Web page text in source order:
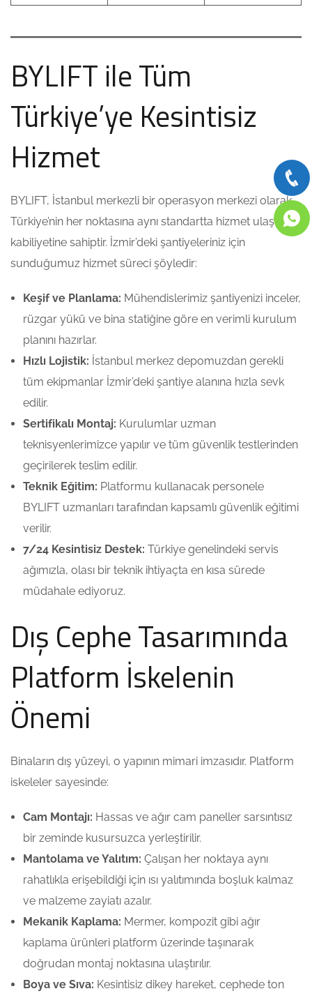
BYLIFT ile Tüm
Türkiye’ye Kesintisiz
Hizmet
BYLIFT, İstanbul merkezli bir operasyon merkezi olarak
Türkiye’nin her noktasına aynı standartta hizmet ulaştırma
kabiliyetine sahiptir. İzmir’deki şantiyeleriniz için
sunduğumuz hizmet süreci şöyledir:
Keşif ve Planlama: Mühendislerimiz şantiyenizi inceler,
rüzgar yükü ve bina statiğine göre en verimli kurulum
planını hazırlar.
Hızlı Lojistik: İstanbul merkez depomuzdan gerekli
tüm ekipmanlar İzmir’deki şantiye alanına hızla sevk
edilir.
Sertifikalı Montaj: Kurulumlar uzman
teknisyenlerimizce yapılır ve tüm güvenlik testlerinden
geçirilerek teslim edilir.
Teknik Eğitim: Platformu kullanacak personele
BYLIFT uzmanları tarafından kapsamlı güvenlik eğitimi
verilir.
7/24 Kesintisiz Destek: Türkiye genelindeki servis
ağımızla, olası bir teknik ihtiyaçta en kısa sürede
müdahale ediyoruz.
Dış Cephe Tasarımında
Platform İskelenin
Önemi
Binaların dış yüzeyi, o yapının mimari imzasıdır. Platform
iskeleler sayesinde:
Cam Montajı: Hassas ve ağır cam paneller sarsıntısız
bir zeminde kusursuzca yerleştirilir.
Mantolama ve Yalıtım: Çalışan her noktaya aynı
rahatlıkla erişebildiği için ısı yalıtımında boşluk kalmaz
ve malzeme zayiatı azalır.
Mekanik Kaplama: Mermer, kompozit gibi ağır
kaplama ürünleri platform üzerinde taşınarak
doğrudan montaj noktasına ulaştırılır.
Boya ve Sıva: Kesintisiz dikey hareket, cephede ton